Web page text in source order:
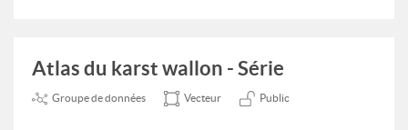
Atlas du karst wallon - Série
Groupe de données Vecteur Public